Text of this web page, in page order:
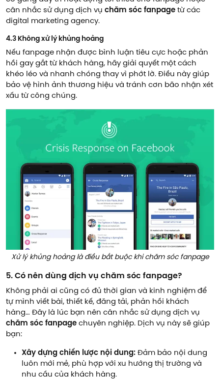
cân nhắc sử dụng dịch vụ chăm sóc fanpage từ các
digital marketing agency.
4.3 Không xử lý khủng hoảng
Nếu fanpage nhận được bình luận tiêu cực hoặc phản
hồi gay gắt từ khách hàng, hãy giải quyết một cách
khéo léo và nhanh chóng thay vì phớt lờ. Điều này giúp
bảo vệ hình ảnh thương hiệu và tránh cơn bão nhận xét
xấu từ công chúng.
Xử lý khủng hoảng là điều bắt buộc khi chăm sóc fanpage
5. Có nên dùng dịch vụ chăm sóc fanpage?
Không phải ai cũng có đủ thời gian và kinh nghiệm để
tự mình viết bài, thiết kế, đăng tải, phản hồi khách
hàng… Đây là lúc bạn nên cân nhắc sử dụng dịch vụ
chăm sóc fanpage chuyên nghiệp. Dịch vụ này sẽ giúp
bạn:
Xây dựng chiến lược nội dung: Đảm bảo nội dung
luôn mới mẻ, phù hợp với xu hướng thị trường và
nhu cầu của khách hàng.